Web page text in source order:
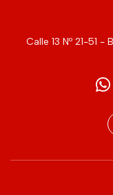
Calle 13 Nº 21-51